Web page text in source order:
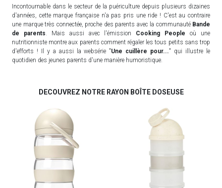
Incontournable dans le secteur de la puériculture depuis plusieurs dizaines
d'années, cette marque française n'a pas pris une ride ! C'est au contraire
une marque très connectée, proche des parents avec la communauté Bande
de parents . Mais aussi avec l'émission Cooking People où une
nutritionniste montre aux parents comment régaler les tous petits sans trop
d'efforts ! Il y a aussi la websérie "Une cuillère pour..." qui illustre le
quotidien des jeunes parents d'une manière humoristique.
DECOUVREZ NOTRE RAYON BOÎTE DOSEUSE